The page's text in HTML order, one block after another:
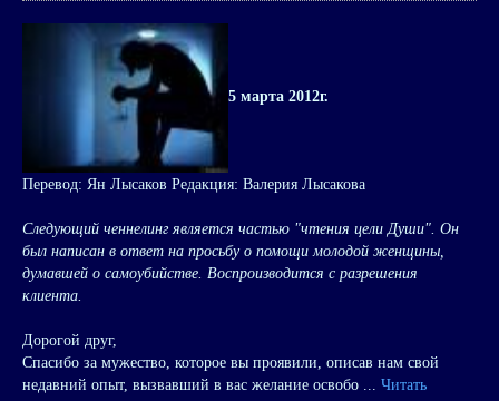
5 марта 2012г.
Перевод: Ян Лысаков Редакция: Валерия Лысакова
Следующий ченнелинг является частью "чтения цели Души". Он
был написан в ответ на просьбу о помощи молодой женщины,
думавшей о самоубийстве. Воспроизводится с разрешения
клиента.
Дорогой друг,
Спасибо за мужество, которое вы проявили, описав нам свой
недавний опыт, вызвавший в вас желание освобо
Читать